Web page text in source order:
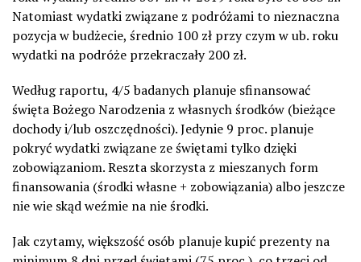
Natomiast wydatki związane z podróżami to nieznaczna
pozycja w budżecie, średnio 100 zł przy czym w ub. roku
wydatki na podróże przekraczały 200 zł.
Według raportu, 4/5 badanych planuje sfinansować
święta Bożego Narodzenia z własnych środków (bieżące
dochody i/lub oszczędności). Jedynie 9 proc. planuje
pokryć wydatki związane ze świętami tylko dzięki
zobowiązaniom. Reszta skorzysta z mieszanych form
finansowania (środki własne + zobowiązania) albo jeszcze
nie wie skąd weźmie na nie środki.
Jak czytamy, większość osób planuje kupić prezenty na